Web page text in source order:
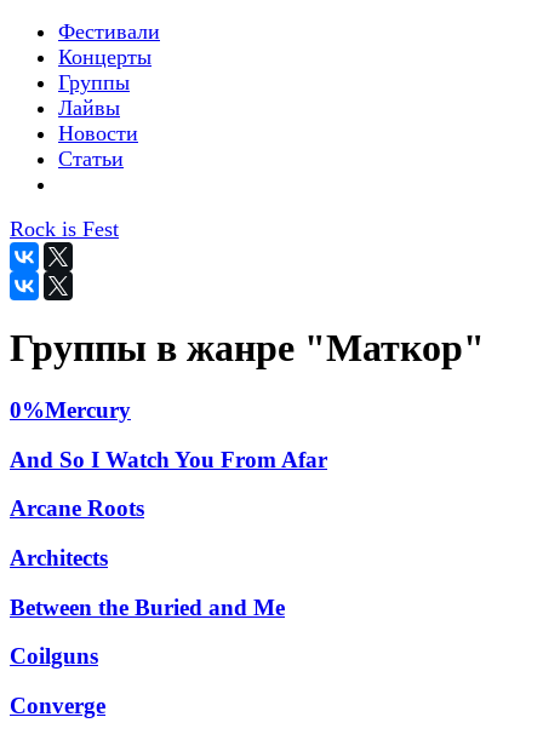
Фестивали
Концерты
Группы
Лайвы
Новости
Статьи
Rock is Fest
Группы в жанре "Маткор"
0%Mercury
And So I Watch You From Afar
Arcane Roots
Architects
Between the Buried and Me
Coilguns
Converge